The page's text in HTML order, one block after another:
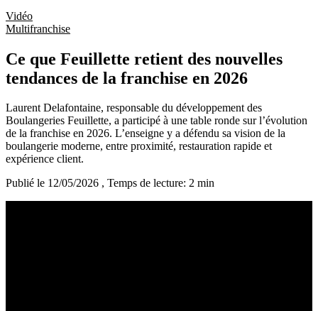
Vidéo
Multifranchise
Ce que Feuillette retient des nouvelles
tendances de la franchise en 2026
Laurent Delafontaine, responsable du développement des
Boulangeries Feuillette, a participé à une table ronde sur l’évolution
de la franchise en 2026. L’enseigne y a défendu sa vision de la
boulangerie moderne, entre proximité, restauration rapide et
expérience client.
Publié le 12/05/2026 , Temps de lecture: 2 min